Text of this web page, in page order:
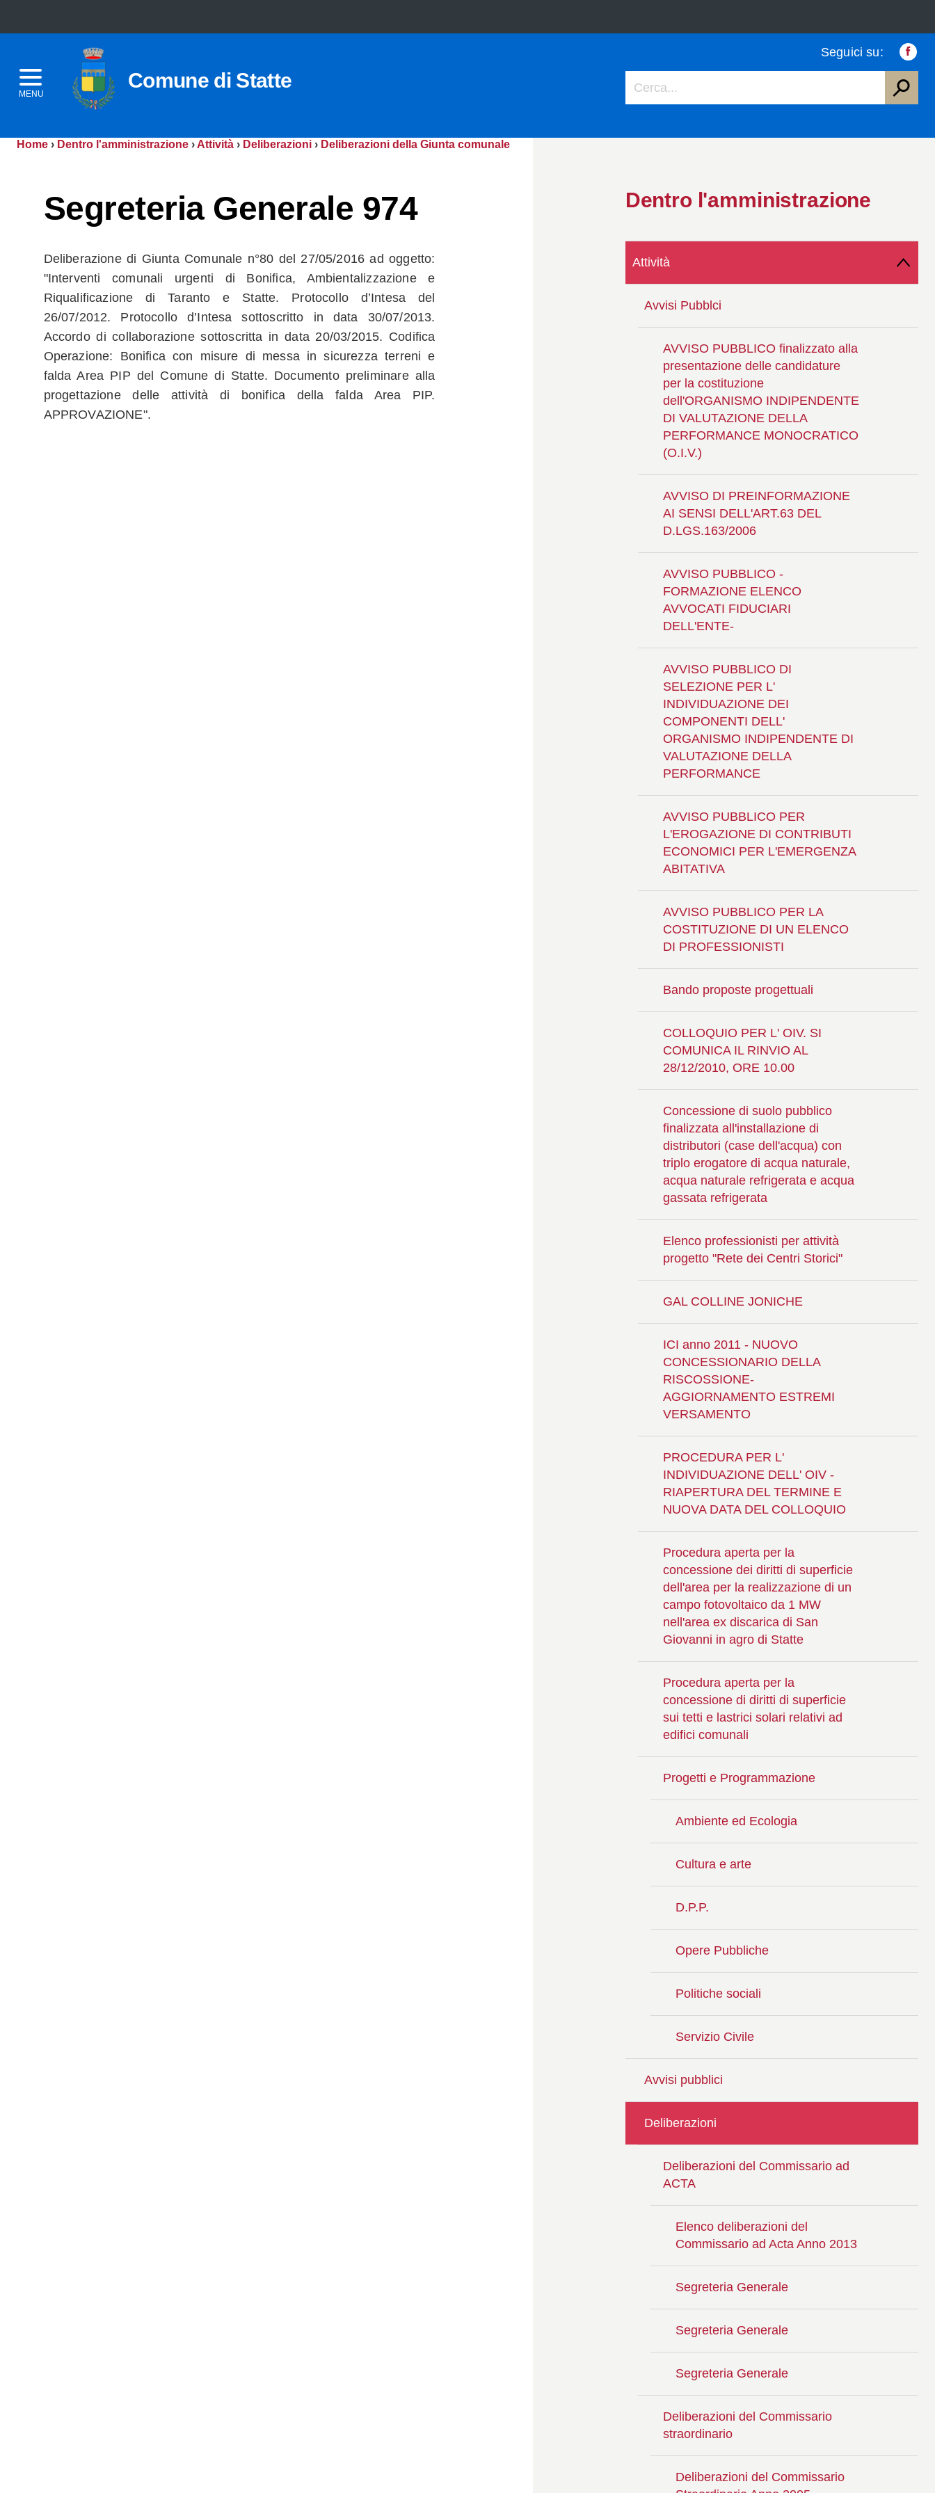
MENU
Comune di Statte
Seguici su:
Home › Dentro l'amministrazione › Attività › Deliberazioni › Deliberazioni della Giunta comunale
Segreteria Generale 974
Deliberazione di Giunta Comunale n°80 del 27/05/2016 ad oggetto:
"Interventi comunali urgenti di Bonifica, Ambientalizzazione e
Riqualificazione di Taranto e Statte. Protocollo d’Intesa del
26/07/2012. Protocollo d’Intesa sottoscritto in data 30/07/2013.
Accordo di collaborazione sottoscritta in data 20/03/2015. Codifica
Operazione: Bonifica con misure di messa in sicurezza terreni e
falda Area PIP del Comune di Statte. Documento preliminare alla
progettazione delle attività di bonifica della falda Area PIP.
APPROVAZIONE".
Dentro l'amministrazione
Attività
Avvisi Pubblci
AVVISO PUBBLICO finalizzato alla
presentazione delle candidature
per la costituzione
dell'ORGANISMO INDIPENDENTE
DI VALUTAZIONE DELLA
PERFORMANCE MONOCRATICO
(O.I.V.)
AVVISO DI PREINFORMAZIONE
AI SENSI DELL'ART.63 DEL
D.LGS.163/2006
AVVISO PUBBLICO -
FORMAZIONE ELENCO
AVVOCATI FIDUCIARI
DELL'ENTE-
AVVISO PUBBLICO DI
SELEZIONE PER L'
INDIVIDUAZIONE DEI
COMPONENTI DELL'
ORGANISMO INDIPENDENTE DI
VALUTAZIONE DELLA
PERFORMANCE
AVVISO PUBBLICO PER
L'EROGAZIONE DI CONTRIBUTI
ECONOMICI PER L'EMERGENZA
ABITATIVA
AVVISO PUBBLICO PER LA
COSTITUZIONE DI UN ELENCO
DI PROFESSIONISTI
Bando proposte progettuali
COLLOQUIO PER L' OIV. SI
COMUNICA IL RINVIO AL
28/12/2010, ORE 10.00
Concessione di suolo pubblico
finalizzata all'installazione di
distributori (case dell'acqua) con
triplo erogatore di acqua naturale,
acqua naturale refrigerata e acqua
gassata refrigerata
Elenco professionisti per attività
progetto "Rete dei Centri Storici"
GAL COLLINE JONICHE
ICI anno 2011 - NUOVO
CONCESSIONARIO DELLA
RISCOSSIONE-
AGGIORNAMENTO ESTREMI
VERSAMENTO
PROCEDURA PER L'
INDIVIDUAZIONE DELL' OIV -
RIAPERTURA DEL TERMINE E
NUOVA DATA DEL COLLOQUIO
Procedura aperta per la
concessione dei diritti di superficie
dell'area per la realizzazione di un
campo fotovoltaico da 1 MW
nell'area ex discarica di San
Giovanni in agro di Statte
Procedura aperta per la
concessione di diritti di superficie
sui tetti e lastrici solari relativi ad
edifici comunali
Progetti e Programmazione
Ambiente ed Ecologia
Cultura e arte
D.P.P.
Opere Pubbliche
Politiche sociali
Servizio Civile
Avvisi pubblici
Deliberazioni
Deliberazioni del Commissario ad
ACTA
Elenco deliberazioni del
Commissario ad Acta Anno 2013
Segreteria Generale
Segreteria Generale
Segreteria Generale
Deliberazioni del Commissario
straordinario
Deliberazioni del Commissario